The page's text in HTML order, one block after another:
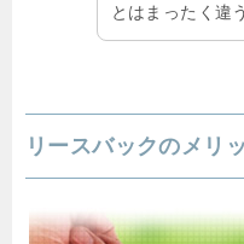
とはまったく違
リースバックのメリ